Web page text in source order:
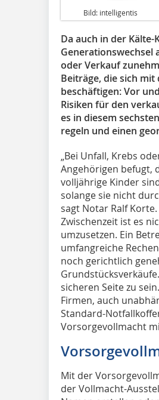
Bild: intelligentis
Da auch in der
Generationswechsel
oder Verkauf
Beiträge, die sich
beschäftigen: Vor
Risiken für den
es in diesem
regeln und einen
„Bei Unfall, Krebs
Angehörigen befugt,
volljährige Kinder
solange sie nicht
sagt Notar Ralf
Zwischenzeit ist es
umzusetzen. Ein
umfangreiche
noch gerichtlich
sicheren Seite zu
Firmen, auch
Standard-
Vorsorgevollmacht
Mit der
der Vollmacht-